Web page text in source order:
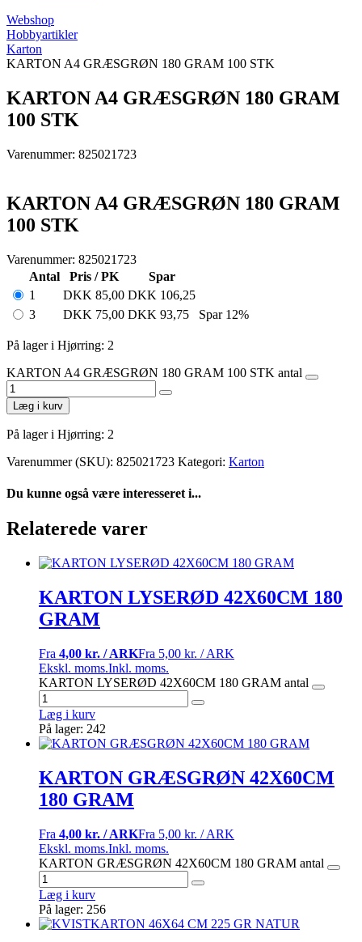
Webshop
Hobbyartikler
Karton
KARTON A4 GRÆSGRØN 180 GRAM 100 STK
KARTON A4 GRÆSGRØN 180 GRAM
100 STK
Varenummer: 825021723
KARTON A4 GRÆSGRØN 180 GRAM
100 STK
Varenummer: 825021723
Antal
Pris / PK
Spar
1
DKK 85,00 DKK 106,25
3
DKK 75,00 DKK 93,75 Spar 12%
På lager i Hjørring: 2
KARTON A4 GRÆSGRØN 180 GRAM 100 STK antal
Læg i kurv
På lager i Hjørring: 2
Varenummer (SKU): 825021723 Kategori: Karton
Du kunne også være interesseret i...
Relaterede varer
KARTON LYSERØD 42X60CM 180
GRAM
Fra 4,00 kr. / ARKFra 5,00 kr. / ARK
Ekskl. moms.Inkl. moms.
KARTON LYSERØD 42X60CM 180 GRAM antal
Læg i kurv
På lager: 242
KARTON GRÆSGRØN 42X60CM
180 GRAM
Fra 4,00 kr. / ARKFra 5,00 kr. / ARK
Ekskl. moms.Inkl. moms.
KARTON GRÆSGRØN 42X60CM 180 GRAM antal
Læg i kurv
På lager: 256